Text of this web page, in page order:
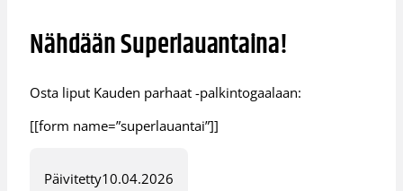
Nähdään Superlauantaina!
Osta liput Kauden parhaat -palkintogaalaan:
[[form name=”superlauantai”]]
Päivitetty10.04.2026